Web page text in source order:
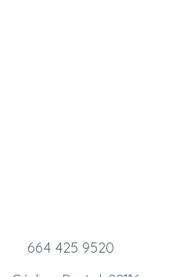
664 425 9520